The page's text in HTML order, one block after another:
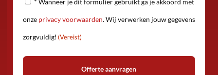
(Vereist)
* Wanneer je dit formulier gebruikt ga je akkoord met
onze privacy voorwaarden. Wij verwerken jouw gegevens
zorgvuldig! (Vereist)